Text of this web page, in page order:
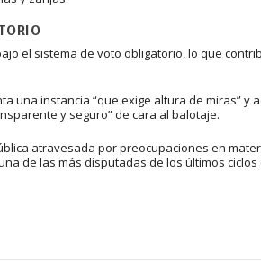
el sistema de voto obligatorio, lo que
una instancia “que exige altura de miras” y
y seguro” de cara al balotaje.
atravesada por preocupaciones en
de las más disputadas de los últimos